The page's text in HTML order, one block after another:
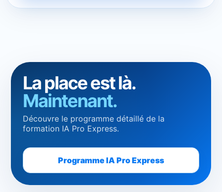
La place est là.
Maintenant.
Découvre le programme détaillé de la
formation IA Pro Express.
Programme IA Pro Express